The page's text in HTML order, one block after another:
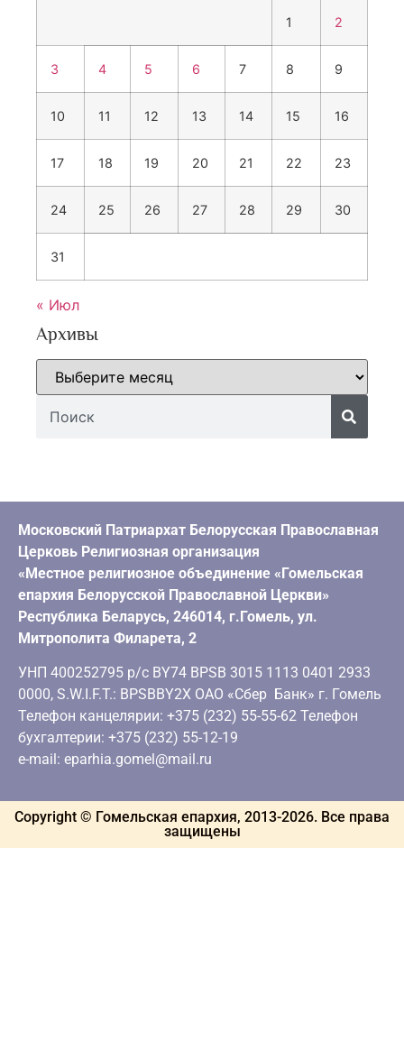
1 2
3 4 5 6 7 8 9
10 11 12 13 14 15 16
17 18 19 20 21 22 23
24 25 26 27 28 29 30
31
« Июл
Архивы
Московский Патриархат Белорусская Православная
Церковь Религиозная организация
«Местное религиозное объединение «Гомельская
епархия Белорусской Православной Церкви»
Республика Беларусь, 246014, г.Гомель, ул.
Митрополита Филарета, 2
УНП 400252795 р/с BY74 BPSB 3015 1113 0401 2933
0000, S.W.I.F.T.: BPSBBY2X ОАО «Сбер Банк» г. Гомель
Телефон канцелярии: +375 (232) 55-55-62 Телефон
бухгалтерии: +375 (232) 55-12-19
e-mail: eparhia.gomel@mail.ru
Copyright © Гомельская епархия, 2013-2026. Все права
защищены